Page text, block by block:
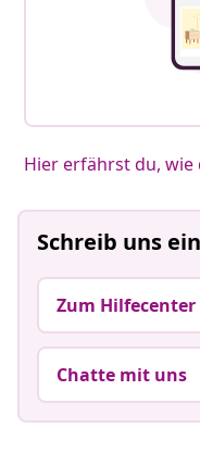
Hier erfährst du,
Schreib uns
Zum Hilfecenter
Chatte mit uns